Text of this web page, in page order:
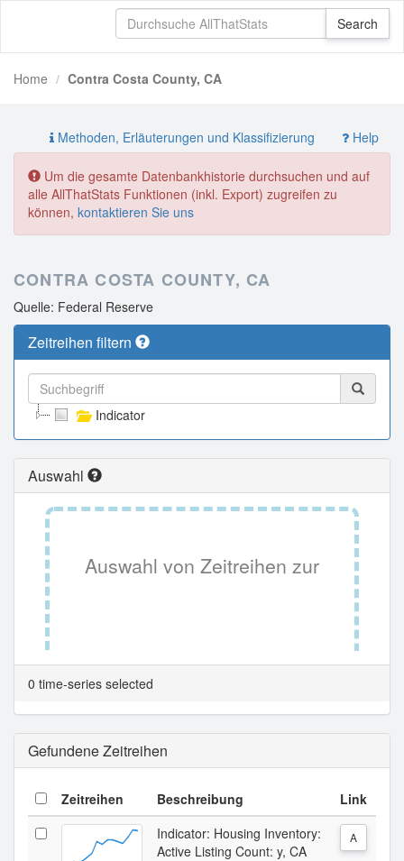
Home Contra Costa County, CA
Methoden, Erläuterungen und Klassifizierung Help
Um die gesamte Datenbankhistorie durchsuchen und auf
alle AllThatStats Funktionen (inkl. Export) zugreifen zu
können, kontaktieren Sie uns
CONTRA COSTA COUNTY, CA
Quelle: Federal Reserve
Zeitreihen filtern
Indicator
Auswahl
Auswahl von Zeitreihen zur
Tabellenansicht.
0 time-series selected
Gefundene Zeitreihen
Zeitreihen Beschreibung Link
Indicator: Housing Inventory:
Active Listing Count: y, CA
A